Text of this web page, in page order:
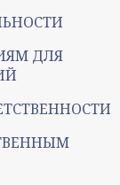
ДЛЯ